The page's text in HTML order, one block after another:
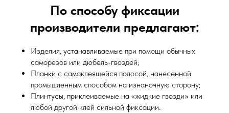
По способу фиксации
производители предлагают:
Изделия, устанавливаемые при помощи обычных
саморезов или дюбель-гвоздей;
Планки с самоклеящейся полосой, нанесенной
промышленным способом на изнаночную сторону;
Плинтусы, приклеиваемые на «жидкие гвозди» или
любой другой клей сильной фиксации.